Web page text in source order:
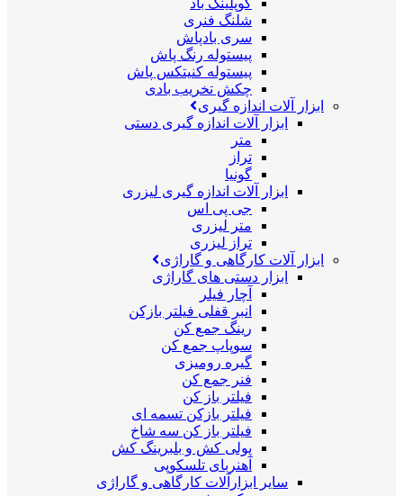
کوپلینگ باد
شلنگ فنری
سری بادپاش
پیستوله رنگ پاش
پیستوله کنیتکس پاش
چکش تخریب بادی
ابزار آلات اندازه گیری
ابزار آلات اندازه گیری دستی
متر
تراز
گونیا
ابزار آلات اندازه گیری لیزری
جی پی اس
متر لیزری
تراز لیزری
ابزار آلات کارگاهی و گاراژی
ابزار دستی های گاراژی
آچار فیلر
انبر قفلی فیلتر بازکن
رینگ جمع کن
سوپاپ جمع کن
گیره رومیزی
فنر جمع کن
فیلتر باز کن
فیلتر بازکن تسمه ای
فیلتر باز کن سه شاخ
پولی کش و بلبرینگ کش
آهنربای تلسکوپی
سایر ابزارآلات کارگاهی و گاراژی